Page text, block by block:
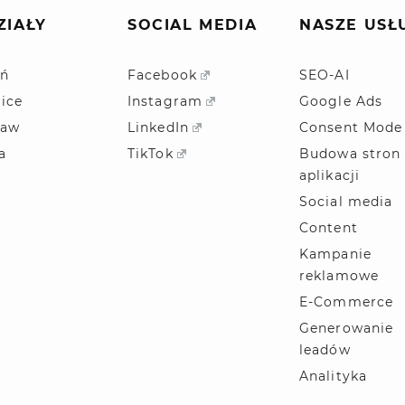
SOCIAL MEDIA
Facebook
Instagram
LinkedIn
TikTok
NASZE
SEO-AI
Google Ads
Consent Mode
Budowa stron
aplikacji
Social media
Content
Kampanie
reklamowe
E-Commerce
Generowanie
leadów
Analityka